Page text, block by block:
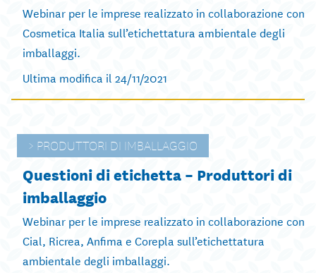
Webinar per le imprese realizzato in collaborazione con
Cosmetica Italia sull’etichettatura ambientale degli
imballaggi.
Ultima modifica il 24/11/2021
PRODUTTORI DI IMBALLAGGIO
Questioni di etichetta – Produttori di
imballaggio
Webinar per le imprese realizzato in collaborazione con
Cial, Ricrea, Anfima e Corepla sull’etichettatura
ambientale degli imballaggi.